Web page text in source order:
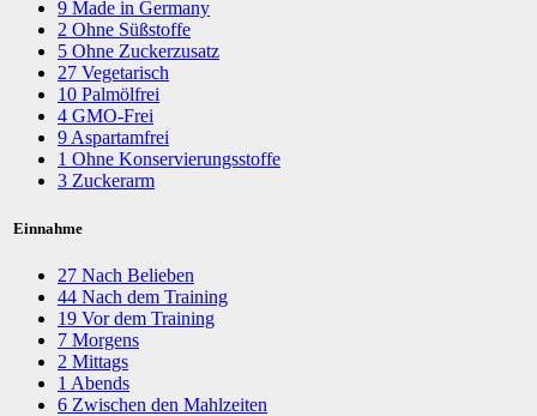
9 Made in Germany
2 Ohne Süßstoffe
5 Ohne Zuckerzusatz
27 Vegetarisch
10 Palmölfrei
4 GMO-Frei
9Aspartamfrei
1 Ohne Konservierungsstoffe
3 Zuckerarm
Einnahme
27 Nach Belieben
44 Nach dem Training
19 Vor dem Training
7 Morgens
2 Mittags
1 Abends
6 Zwischen den Mahlzeiten